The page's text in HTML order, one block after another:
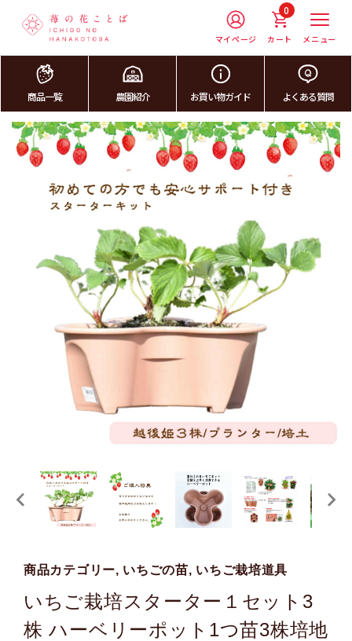
マイページ カート
0
メニュー
商品一覧 農園紹介 お買い物ガイド よくある質問
商品カテゴリー, いちごの苗, いちご栽培道具
いちご栽培スターター１セット3
株 ハーベリーポット1つ苗3株培地